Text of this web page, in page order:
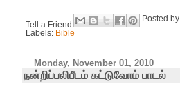
Tell a Friend
Posted by
Labels: Bible
Monday, November 01, 2010
நன்றிப்பலிபீடம் கட்டுவோம் பாடல்